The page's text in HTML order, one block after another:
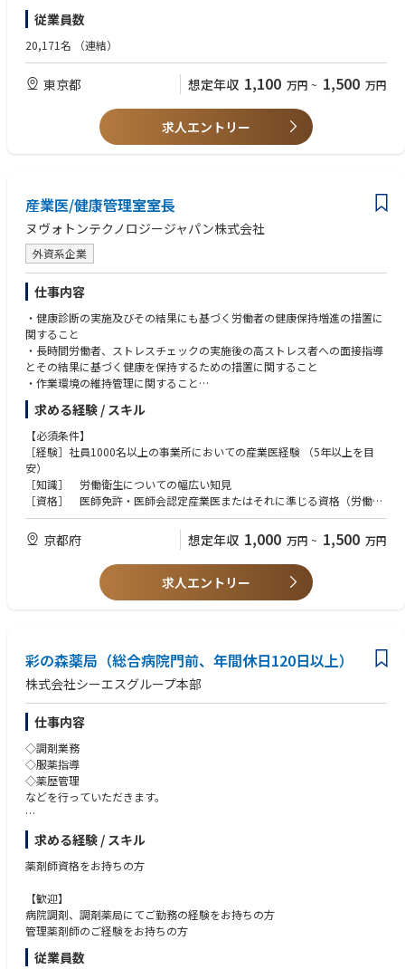
経験 スキル〈尚可〉
・同業他社(内資、外資)あるいは行政機関での安全対策業務の経験者
・グローバル業務（安全性）経験者
・当局・他社・他部所との折衝が出来る交渉力
従業員数
20,171名 （連結）
東京都 想定年収 1,100 万円 ~ 1,500 万円
求人エントリー
産業医/健康管理室室長
ヌヴォトンテクノロジージャパン株式会社
外資系企業
仕事内容
・健康診断の実施及びその結果にも基づく労働者の健康保持増進の措置に
関すること
・長時間労働者、ストレスチェックの実施後の高ストレス者への面接指導
とその結果に基づく健康を保持するための措置に関すること
・作業環境の維持管理に関すること
・健康教育、健康相談その他労働者の健康の保持増進に関すること
・衛生教育に関すること
・労働者の健康障害の原因の調査及び再発防止のための措置に関すること
・本社、地域拠点の健康管理室の統合的な運営と、所属産業看護職スタッ
フの育成、業務支援、指導に関すること
求める経験 / スキル
【必須条件】
［経験］社員1000名以上の事業所においての産業医経験 （5年以上を目
安）
［知識］ 労働衛生についての幅広い知見
［資格］ 医師免許・医師会認定産業医またはそれに準じる資格（労働衛
生コンサルタントなど）の資格保有
【歓迎条件】
［経験］ 他の一般企業にて産業医全般の経験
［スキル］英語（ビジネス使用経験があると尚可）
京都府 想定年収 1,000 万円 ~ 1,500 万円
求人エントリー
彩の森薬局（総合病院門前、年間休日120日以上）
株式会社シーエスグループ本部
仕事内容
◇調剤業務
◇服薬指導
◇薬歴管理
などを行っていただきます。
【 仕事内容詳細 】
処方せんによる調剤、薬の正しい使い方、飲み合わせのチェックなどを行
い、
していただきます。
また、必要な情報は医師への報告も行います。
加えて、かかりつけ薬剤師、在宅医療の対応や、一般用医薬品の販売、受
ます。
求める経験 / スキル
薬剤師資格をお持ちの方
【歓迎】
病院調剤、調剤薬局にてご勤務の経験をお持ちの方
管理薬剤師のご経験をお持ちの方
従業員数